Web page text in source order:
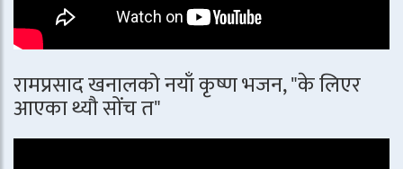
रामप्रसाद खनालको नयाँ कृष्ण भजन, "के लिएर
आएका थ्यौ सोंच त"